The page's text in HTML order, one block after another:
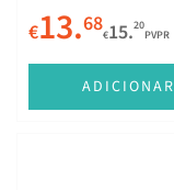
€13.68€15.20
PVPR
ADICIONAR